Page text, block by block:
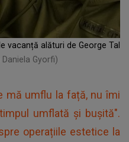
vacanță alături de George Tal
Gyorfi)
mă umflu la față, nu îmi
umflată și bușită".
operațiile estetice la